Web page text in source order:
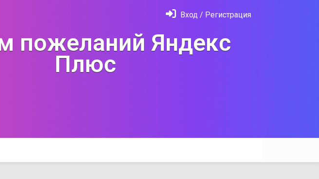
Вход / Регистрация
пожеланий Яндекс
Плюс